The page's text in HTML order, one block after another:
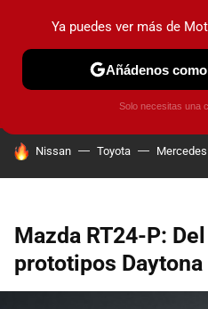
PRUEBAS INDUSTRIA
HOY SE HABLA DE
Nissan Toyota Mercedes
Mazda RT24-P:
prototipos Daytona
Ya puedes ver más de
Añádenos
Solo necesitas una